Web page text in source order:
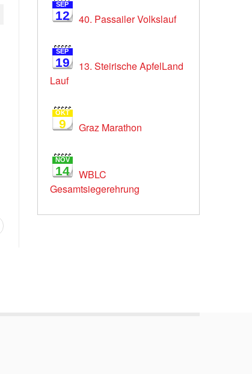
SEP
12 40. Passailer Volkslauf
SEP
19
13. Steirische ApfelLand
Lauf
OKT
9 Graz Marathon
NOV
14
WBLC
Gesamtsiegerehrung